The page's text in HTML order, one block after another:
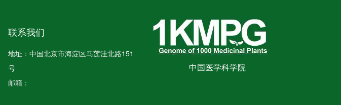
联系我们
地址：中国北京市海淀区马莲洼北路151
号
邮箱：
中国医学科学院